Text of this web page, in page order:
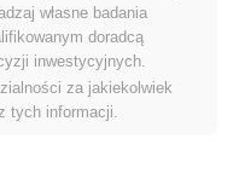
w porównaniu z
you zyskał 0.00%, osiągając
który odnotował
własne badania
doradcą
inwestycyjnych.
za jakiekolwiek
tych informacji.